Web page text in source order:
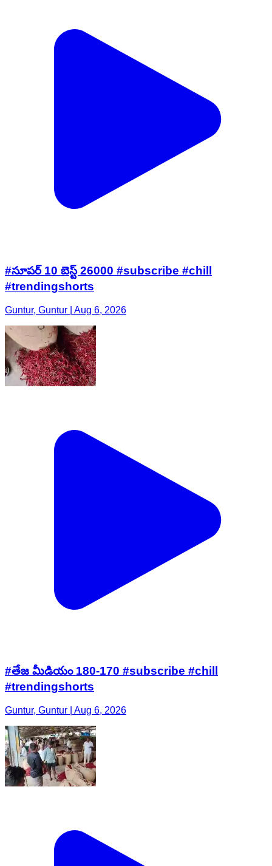
#సూపర్ 10 బెస్ట్ 26000 #subscribe #chill
#trendingshorts
Guntur, Guntur | Aug 6, 2026
#తేజ మీడియం 180-170 #subscribe #chill
#trendingshorts
Guntur, Guntur | Aug 6, 2026